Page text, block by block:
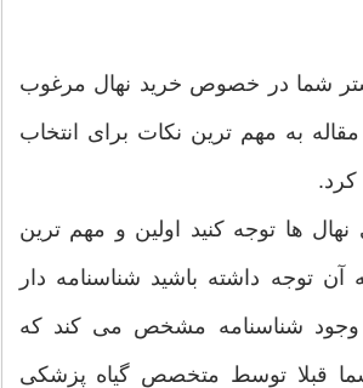
شما در خصوص خرید نهال مرغوب
به مهم ترین نکات برای انتخاب
کرد.
نهال ها توجه کنید اولین و مهم ترین
آن توجه داشته باشید شناسنامه دار
وجود شناسنامه مشخص می کند که
قبلا توسط متخصص گیاه پزشکی